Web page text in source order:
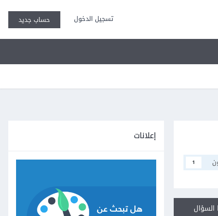
تسجيل الدخول حساب جديد
1
إعلانات